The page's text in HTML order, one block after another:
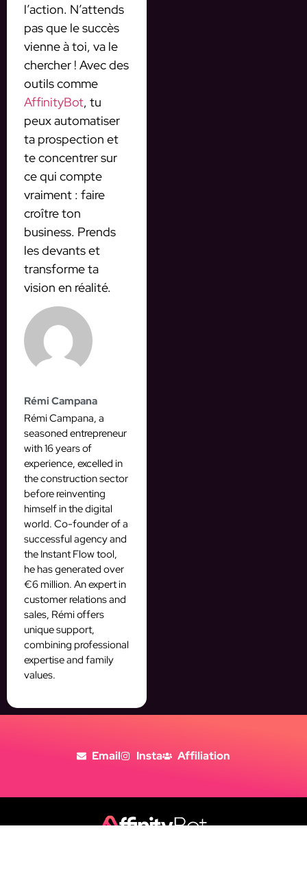
l’action. N’attends
pas que le succès
vienne à toi, va le
chercher ! Avec des
outils comme
AffinityBot, tu
peux automatiser
ta prospection et
te concentrer sur
ce qui compte
vraiment : faire
croître ton
business. Prends
les devants et
transforme ta
vision en réalité.
Rémi Campana
Rémi Campana, a
seasoned entrepreneur
with 16 years of
experience, excelled in
the construction sector
before reinventing
himself in the digital
world. Co-founder of a
successful agency and
the Instant Flow tool,
he has generated over
€6 million. An expert in
customer relations and
sales, Rémi offers
unique support,
combining professional
expertise and family
values.
Email Insta Affiliation